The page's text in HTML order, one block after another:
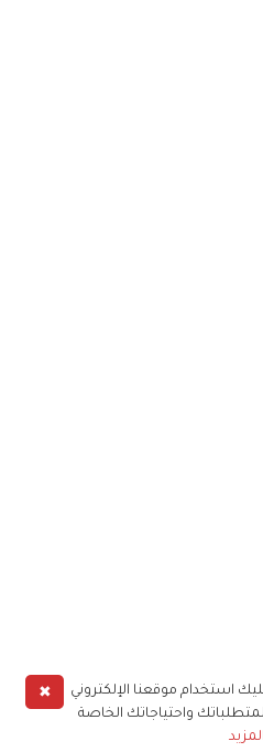
✖
استخدام موقعنا الإلكتروني
واحتياجاتك الخاصة
المزيد